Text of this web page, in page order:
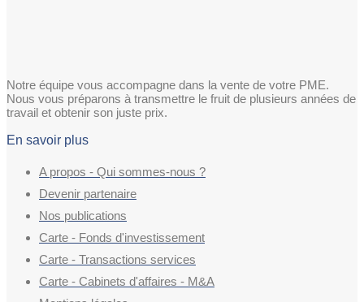
Notre équipe vous accompagne dans la vente de votre PME.
Nous vous préparons à transmettre le fruit de plusieurs années de
travail et obtenir son juste prix.
En savoir plus
A propos - Qui sommes-nous ?
Devenir partenaire
Nos publications
Carte - Fonds d'investissement
Carte - Transactions services
Carte - Cabinets d'affaires - M&A